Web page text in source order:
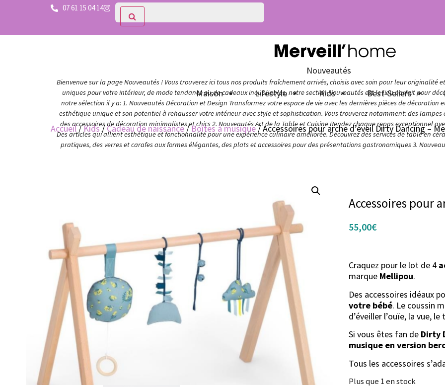
07 61 15 04 14
Nouveautés
Bienvenue sur la page Nouveautés ! Vous trouverez ici tous nos produits fraîchement arrivés, choisis avec soin pour leur originalité
uniques pour votre intérieur, de mode tendance ou de cadeaux inoubliables, notre section Nouveautés est le lieu parfait pour
notre sélection il y a: 1. Nouveautés Décoration et Design Transformez votre espace de vie avec les dernières pièces de
esthétique unique et son potentiel à rehausser votre intérieur avec style et sophistication. Vous trouverez notamment: des
des accessoires de décoration minimalistes et chics 2. Nouveautés Art de la Table et Cuisine Rendez chaque repas exceptionnel
Des articles qui allient esthétique et fonctionnalité pour une expérience culinaire améliorée. Découvrez des services de table en
pratiques, des verres et carafes aux formes élégantes, des plats et accessoires pour des présentations gastronomiques 3.
Maison Lifestyle Kids Best-Sellers
Accueil/Kids/Cadeau de naissance/Boîtes à musique/ Accessoires pour arche d’éveil Dirty Dancing –
Accessoires pour
55,00€
Craquez pour le lot de 4
marque Mellipou.
Des accessoires idéaux
votre bébé. Le coussin
d’éveiller l’ouïe, la vue,
Si vous êtes fan de Dirty
musique en version
Tous les accessoires
Plus que 1 en stock